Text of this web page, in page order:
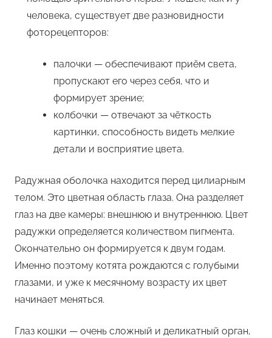
человека, существует две разновидности
фоторецепторов:
палочки — обеспечивают приём света,
пропускают его через себя, что и
формирует зрение;
колбочки — отвечают за чёткость
картинки, способность видеть мелкие
детали и восприятие цвета.
Радужная оболочка находится перед цилиарным
телом. Это цветная область глаза. Она разделяет
глаз на две камеры: внешнюю и внутреннюю. Цвет
радужки определяется количеством пигмента.
Окончательно он формируется к двум годам.
Именно поэтому котята рождаются с голубыми
глазами, и уже к месячному возрасту их цвет
начинает меняться.
Глаз кошки — очень сложный и деликатный орган,